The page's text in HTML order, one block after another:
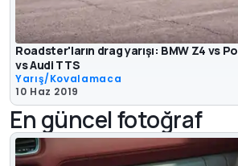
Roadster'ların drag yarışı: BMW Z4 vs
vs Audi TTS
Yarış/Kovalamaca
10 Haz 2019
En güncel fotoğraf